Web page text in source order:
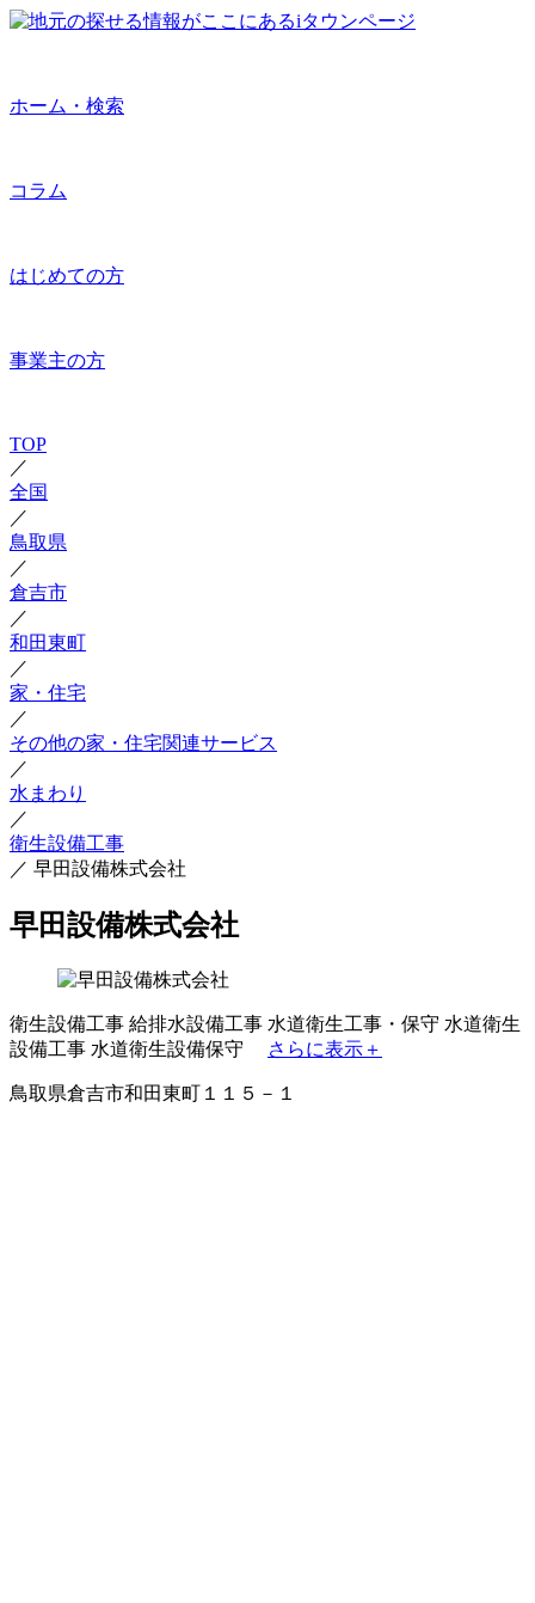
ホーム・検索
コラム
はじめての方
事業主の方
TOP
／
全国
／
鳥取県
／
倉吉市
／
和田東町
／
家・住宅
／
その他の家・住宅関連サービス
／
水まわり
／
衛生設備工事
／ 早田設備株式会社
早田設備株式会社
衛生設備工事 給排水設備工事 水道衛生工事・保守 水道衛生
設備工事 水道衛生設備保守 さらに表示＋
鳥取県倉吉市和田東町１１５－１